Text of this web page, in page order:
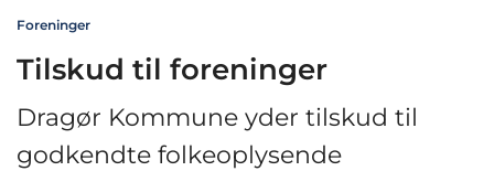
Foreninger
Tilskud til foreninger
Dragør Kommune yder tilskud til
godkendte folkeoplysende